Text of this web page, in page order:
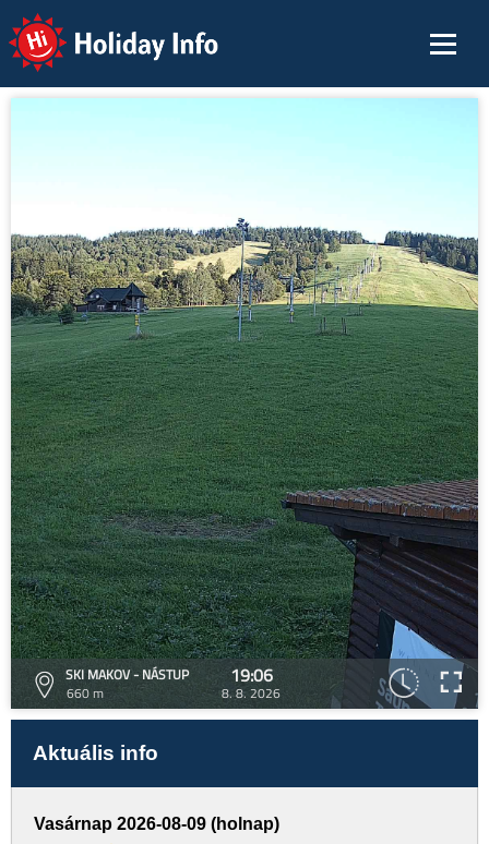
Holiday Info
SKI MAKOV - NÁSTUP
660 m
19:06
8. 8. 2026
Aktuális info
Vasárnap 2026-08-09 (holnap)